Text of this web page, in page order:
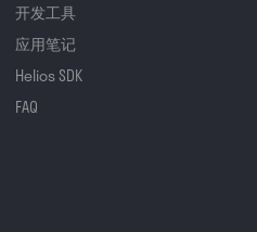
开发工具
应用笔记
Helios SDK
FAQ